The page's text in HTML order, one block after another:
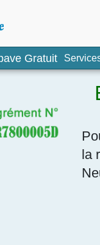
Gratuit
la